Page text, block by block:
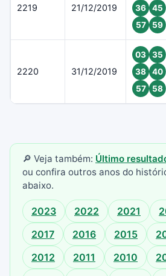
2219 21/12/2019
36
45
57
59
2220 31/12/2019
03
35
38
40
57
58
🔎 Veja também: Último
ou confira outros anos do
abaixo.
2023 2022 2021
2017
2016 2015
2012
2011 2010